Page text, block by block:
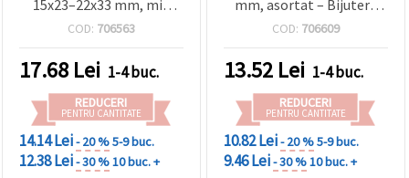
15x23–22x33 mm, mix
asortat
COD: 706563
17.68 Lei 1-4 buc.
REDUCERI
PENTRU CANTITATE
14.14 Lei- 20 %5-9 buc.
12.38 Lei- 30 %10 buc. +
mm, asortat – Bijuterii
din piatră naturală
COD: 706609
13.52 Lei 1-4 buc.
REDUCERI
PENTRU CANTITATE
10.82 Lei- 20 %5-9 buc.
9.46 Lei- 30 %10 buc. +